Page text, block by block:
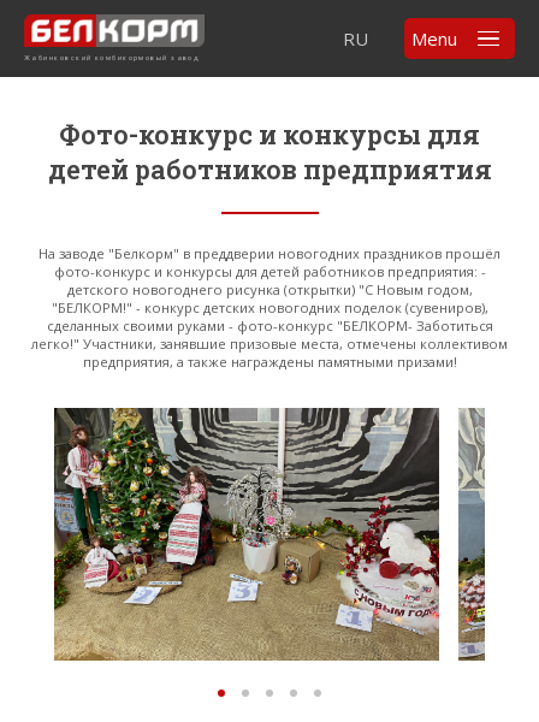
Жабинковский комбикормовый завод
RU Menu
Фото-конкурс и конкурсы для
детей работников предприятия
На заводе "Белкорм" в преддверии новогодних праздников прошёл
фото-конкурс и конкурсы для детей работников предприятия: -
детского новогоднего рисунка (открытки) "С Новым годом,
"БЕЛКОРМ!" - конкурс детских новогодних поделок (сувениров),
сделанных своими руками - фото-конкурс "БЕЛКОРМ- Заботиться
легко!" Участники, занявшие призовые места, отмечены коллективом
предприятия, а также награждены памятными призами!